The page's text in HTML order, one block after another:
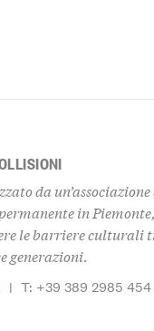
da
in
le barriere culturali
generazioni.
| T: +39 389 2985 454